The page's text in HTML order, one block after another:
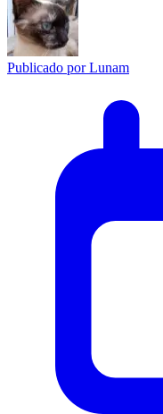
Publicado porLunam